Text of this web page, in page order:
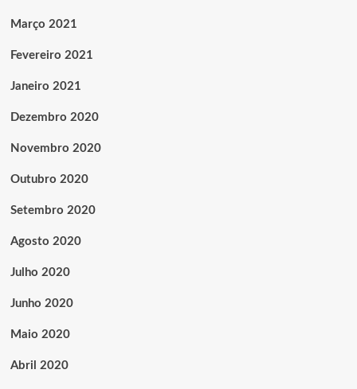
Março 2021
Fevereiro 2021
Janeiro 2021
Dezembro 2020
Novembro 2020
Outubro 2020
Setembro 2020
Agosto 2020
Julho 2020
Junho 2020
Maio 2020
Abril 2020